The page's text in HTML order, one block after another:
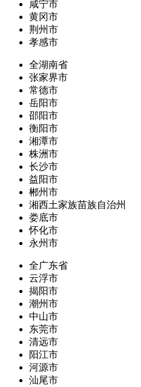
咸宁市
黄冈市
荆州市
孝感市
全湖南省
张家界市
常德市
岳阳市
邵阳市
衡阳市
湘潭市
株洲市
长沙市
益阳市
郴州市
湘西土家族苗族自治州
娄底市
怀化市
永州市
全广东省
云浮市
揭阳市
潮州市
中山市
东莞市
清远市
阳江市
河源市
汕尾市